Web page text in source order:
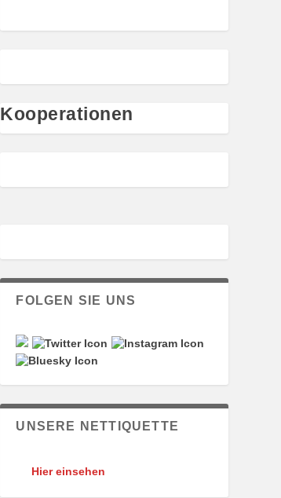
Kooperationen
FOLGEN SIE UNS
UNSERE NETTIQUETTE
Hier einsehen